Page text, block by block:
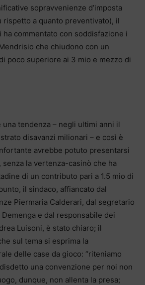
sopravvenienze d’imposta
rispetto a quanto preventivato), il
ha commentato con soddisfazione i
che chiudono con un
poco superiore ai 3 mio e mezzo di
tendenza – negli ultimi anni il
disavanzi milionari – e così è
avrebbe potuto presentarsi
la vertenza-casinò che ha
di un contributo pari a 1.5 mio di
il sindaco, affiancato dal
Piermaria Calderari, dal segretario
e dal responsabile dei
Luisoni, è stato chiaro; il
sul tema si esprima la
delle case da gioco: “riteniamo
disdetto una convenzione per noi non
dunque, non allenta la presa;